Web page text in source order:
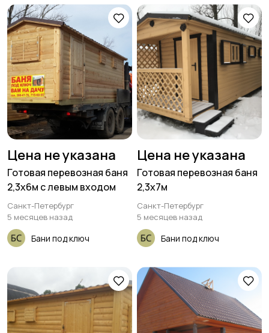
Цена не указана
Готовая перевозная баня
2,3х6м с левым входом
Санкт-Петербург
5 месяцев назад
Бани под ключ
Цена не указана
Готовая перевозная баня
2,3х7м
Санкт-Петербург
5 месяцев назад
Бани под ключ